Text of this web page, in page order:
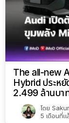
The all-new
Hybrid ประห
2.499 ล้านบา
โดย
5 เดือนที่แ